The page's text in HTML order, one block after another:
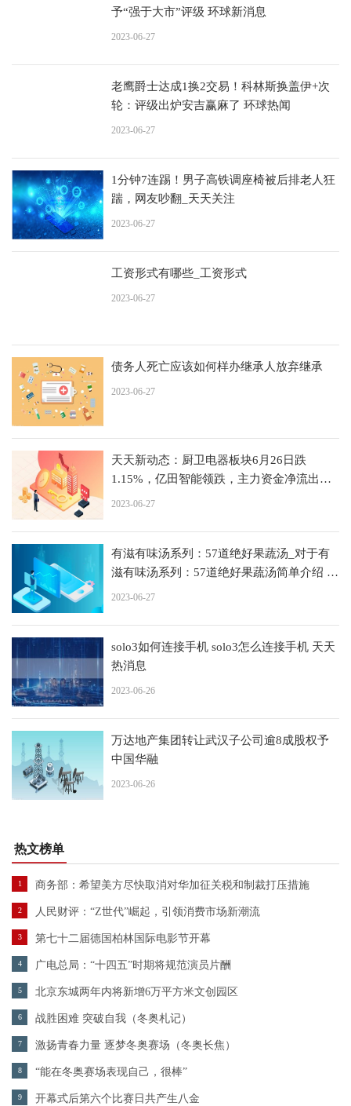
予“强于大市”评级 环球新消息
2023-06-27
老鹰爵士达成1换2交易！科林斯换盖伊+次
轮：评级出炉安吉赢麻了 环球热闻
2023-06-27
1分钟7连踢！男子高铁调座椅被后排老人狂
踹，网友吵翻_天天关注
2023-06-27
工资形式有哪些_工资形式
2023-06-27
债务人死亡应该如何样办继承人放弃继承
2023-06-27
天天新动态：厨卫电器板块6月26日跌
1.15%，亿田智能领跌，主力资金净流出
1860.14万元
2023-06-27
有滋有味汤系列：57道绝好果蔬汤_对于有
滋有味汤系列：57道绝好果蔬汤简单介绍 环
球视讯
2023-06-27
solo3如何连接手机 solo3怎么连接手机 天天
热消息
2023-06-26
万达地产集团转让武汉子公司逾8成股权予
中国华融
2023-06-26
热文榜单
1 商务部：希望美方尽快取消对华加征关税和制裁打压措施
2 人民财评：“Z世代”崛起，引领消费市场新潮流
3 第七十二届德国柏林国际电影节开幕
4 广电总局：“十四五”时期将规范演员片酬
5 北京东城两年内将新增6万平方米文创园区
6 战胜困难 突破自我（冬奥札记）
7 激扬青春力量 逐梦冬奥赛场（冬奥长焦）
8 “能在冬奥赛场表现自己，很棒”
9 开幕式后第六个比赛日共产生八金